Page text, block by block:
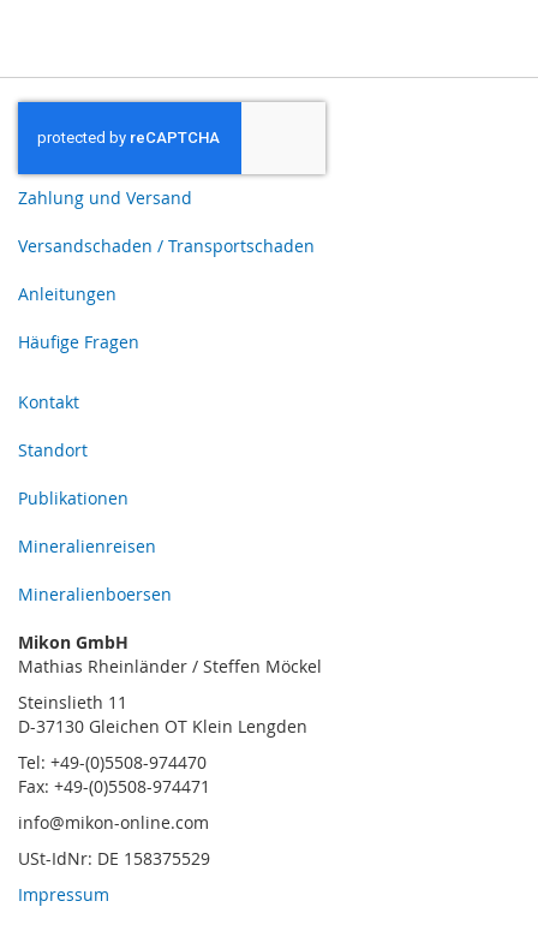
Zahlung und Versand
Versandschaden / Transportschaden
Anleitungen
Häufige Fragen
Kontakt
Standort
Publikationen
Mineralienreisen
Mineralienboersen
Mikon GmbH
Mathias Rheinländer / Steffen Möckel
Steinslieth 11
D-37130 Gleichen OT Klein Lengden
Tel: +49-(0)5508-974470
Fax: +49-(0)5508-974471
info@mikon-online.com
USt-IdNr: DE 158375529
Impressum